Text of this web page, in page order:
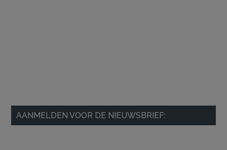
AANMELDEN VOOR DE NIEUWSBRIEF: